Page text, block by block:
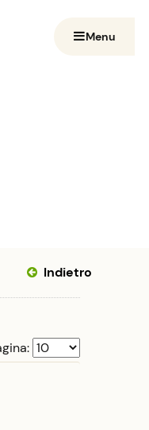
Menu
Indietro